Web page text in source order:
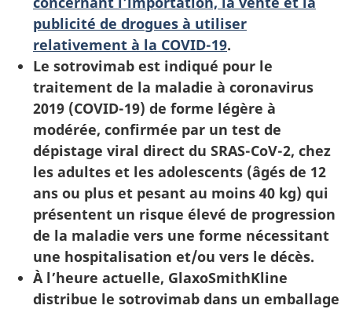
publicité de drogues à utiliser
relativement à la COVID-19.
Le sotrovimab est indiqué pour le
traitement de la maladie à coronavirus
2019 (COVID-19) de forme légère à
modérée, confirmée par un test de
dépistage viral direct du SRAS-CoV-2, chez
les adultes et les adolescents (âgés de 12
ans ou plus et pesant au moins 40 kg) qui
présentent un risque élevé de progression
de la maladie vers une forme nécessitant
une hospitalisation et/ou vers le décès.
À l’heure actuelle, GlaxoSmithKline
distribue le sotrovimab dans un emballage